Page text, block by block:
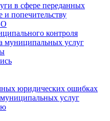
в сфере переданных
попечительству
контроля
муниципальных услуг
юридических ошибках
услуг